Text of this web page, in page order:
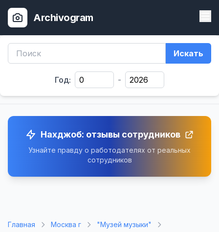
Archivogram
Искать
Год: -
Нахджоб: отзывы сотрудников
Узнайте правду о работодателях от реальных
сотрудников
Главная Москва г "Музей музыки"